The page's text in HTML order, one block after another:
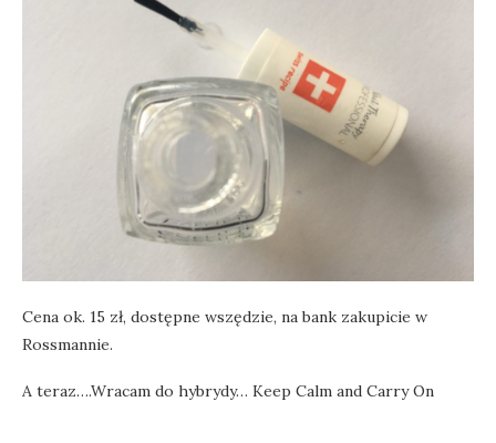
Cena ok. 15 zł, dostępne wszędzie, na bank zakupicie w
Rossmannie.
A teraz….Wracam do hybrydy… Keep Calm and Carry On